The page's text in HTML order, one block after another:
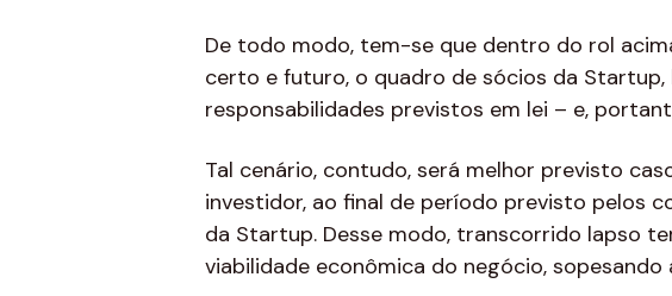
De todo modo, tem-se que dentro do rol
certo e futuro, o quadro de sócios da
responsabilidades previstos em lei – e,
Tal cenário, contudo, será melhor previsto
investidor, ao final de período previsto pelos
da Startup. Desse modo, transcorrido lapso
viabilidade econômica do negócio,